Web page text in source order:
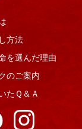
方法
を選んだ理由
のご案内
たＱ＆Ａ